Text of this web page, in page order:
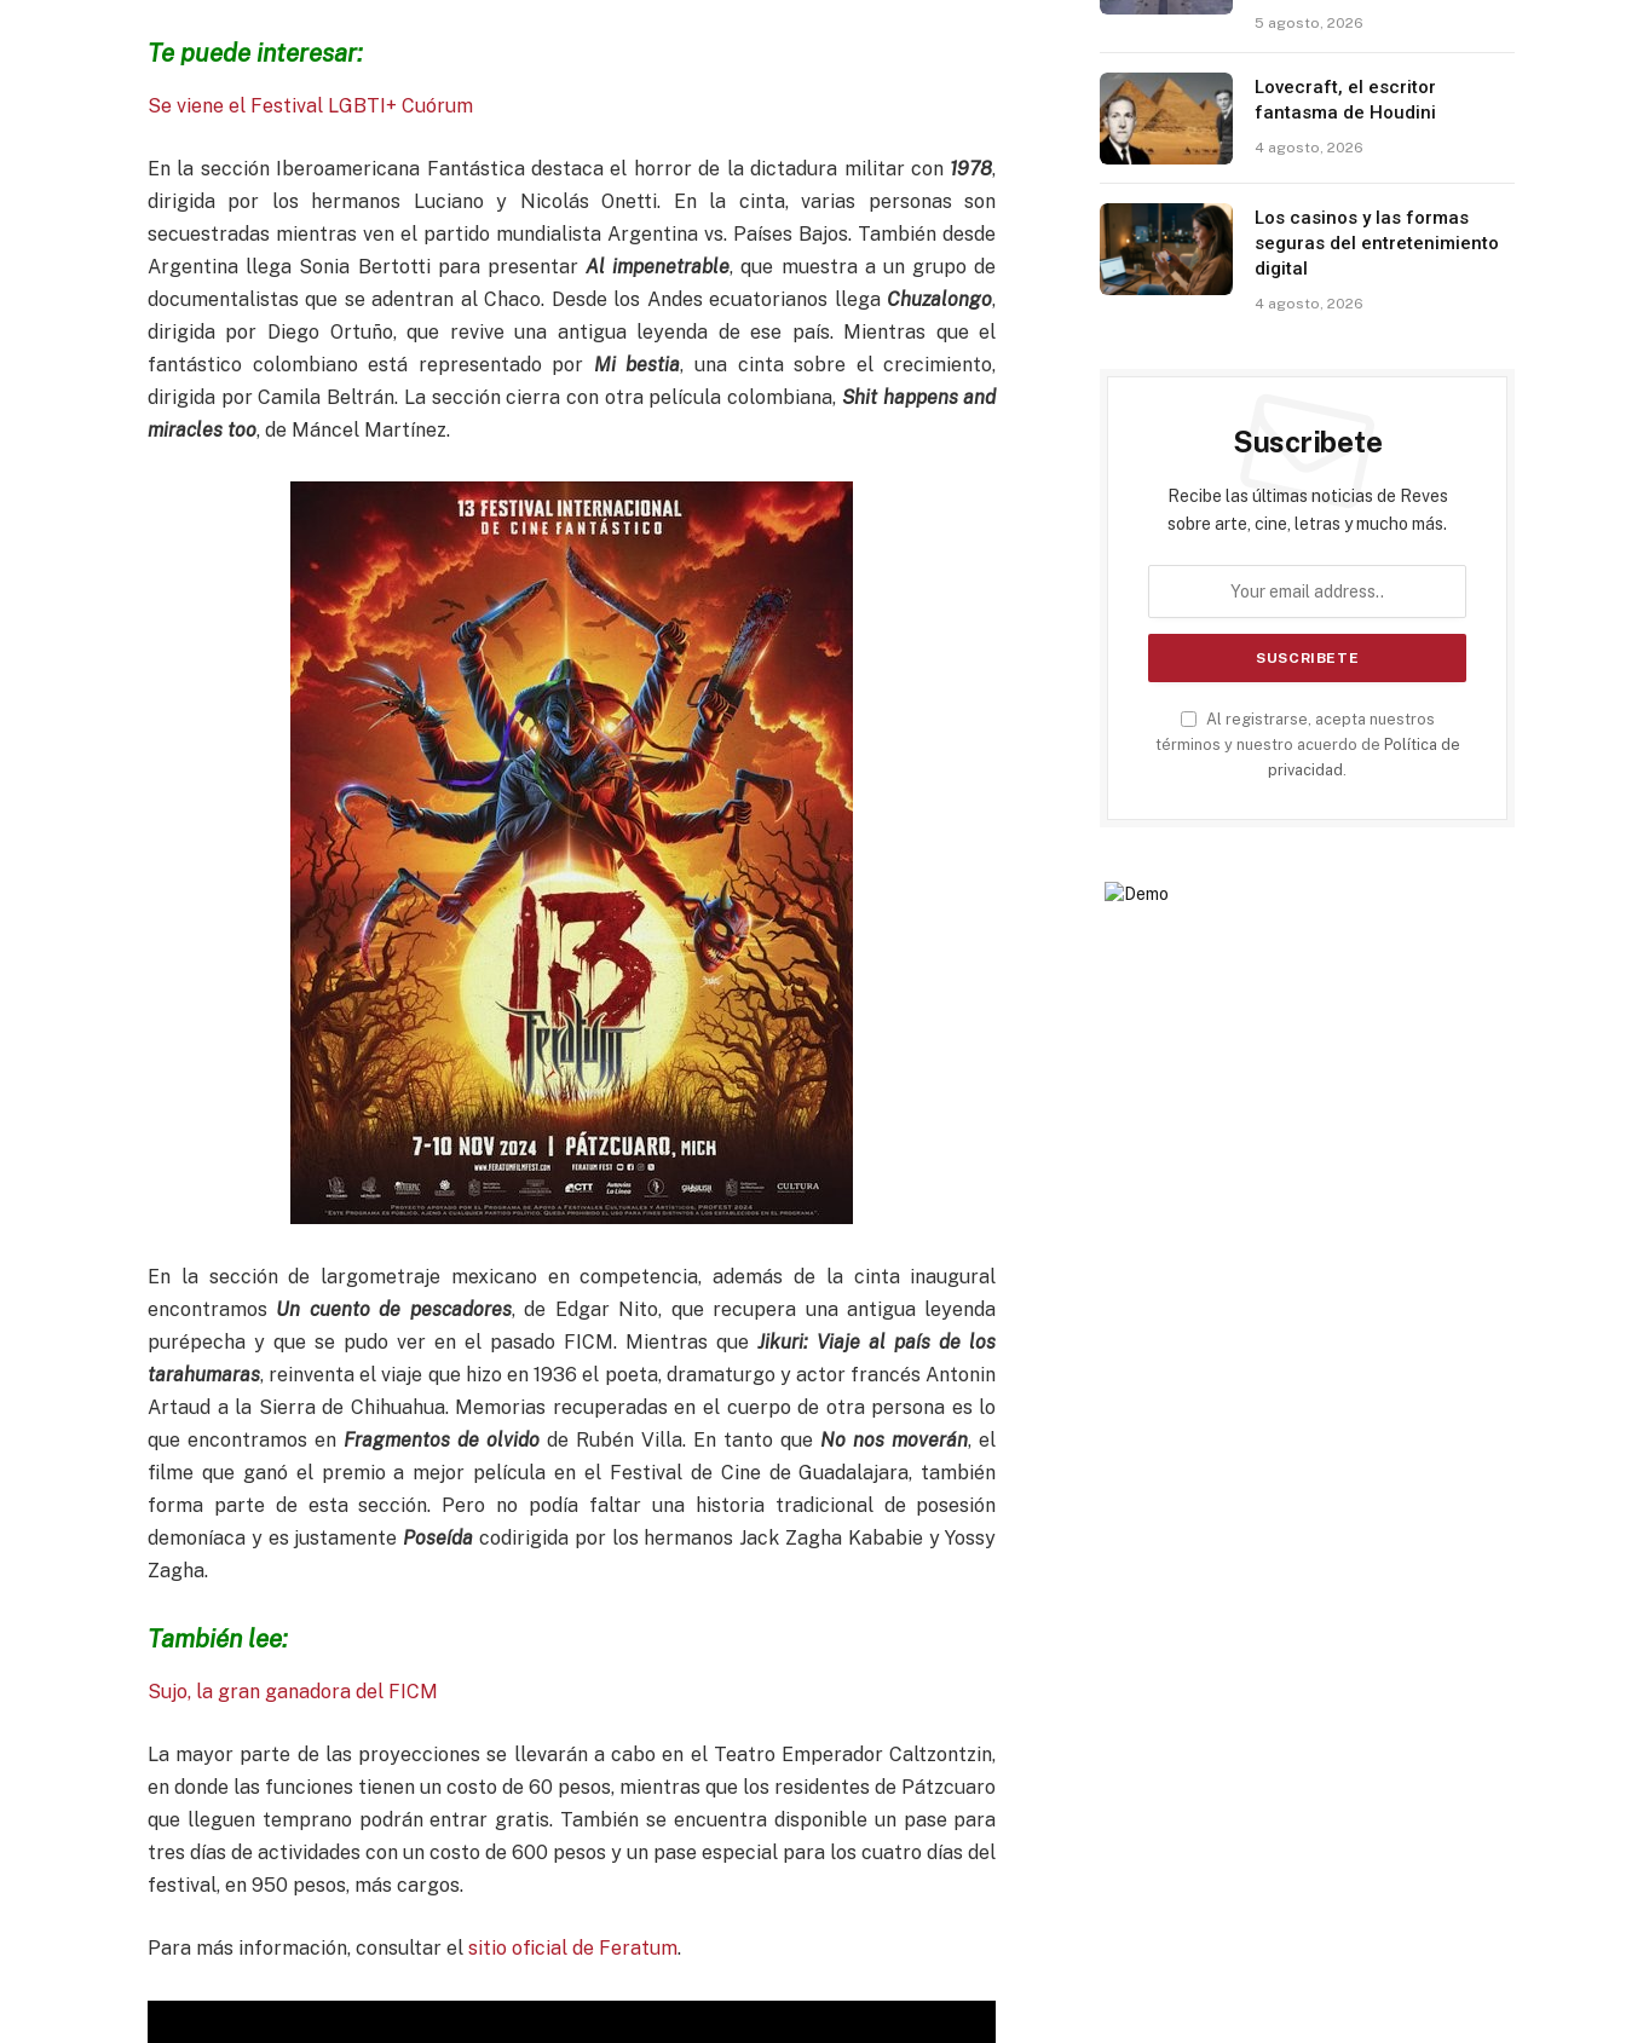
Te puede interesar:
Se viene el Festival LGBTI+ Cuórum
En la sección Iberoamericana Fantástica destaca el horror de la dictadura militar con 1978,
dirigida por los hermanos Luciano y Nicolás Onetti. En la cinta, varias personas son
secuestradas mientras ven el partido mundialista Argentina vs. Países Bajos. También desde
Argentina llega Sonia Bertotti para presentarAl impenetrable, que muestra a un grupo de
documentalistas que se adentran al Chaco. Desde los Andes ecuatorianos llega Chuzalongo,
dirigida por Diego Ortuño, que revive una antigua leyenda de ese país. Mientras que el
fantástico colombiano está representado por Mi bestia, una cinta sobre el crecimiento,
dirigida por Camila Beltrán. La sección cierra con otra película colombiana, Shit happens and
miracles too, de Máncel Martínez.
En la sección de largometraje mexicano en competencia, además de la cinta inaugural
encontramos Un cuento de pescadores, de Edgar Nito, que recupera una antigua leyenda
purépecha y que se pudo ver en el pasado FICM. Mientras queJikuri: Viaje al país de los
tarahumaras, reinventa el viaje que hizo en 1936 el poeta, dramaturgo y actor francés Antonin
Artaud a la Sierra de Chihuahua. Memorias recuperadas en el cuerpo de otra persona es lo
que encontramos en Fragmentos de olvido de Rubén Villa. En tanto que No nos moverán, el
filme que ganó el premio a mejor película en el Festival de Cine de Guadalajara, también
forma parte de esta sección. Pero no podía faltar una historia tradicional de posesión
demoníaca y es justamente Poseída codirigida por los hermanos Jack Zagha Kababie y Yossy
Zagha.
También lee:
Sujo, la gran ganadora del FICM
La mayor parte de las proyecciones se llevarán a cabo en el Teatro Emperador Caltzontzin,
en donde las funciones tienen un costo de 60 pesos, mientras que los residentes de Pátzcuaro
que lleguen temprano podrán entrar gratis. También se encuentra disponible un pase para
tres días de actividades con un costo de 600 pesos y un pase especial para los cuatro días del
festival, en 950 pesos, más cargos.
Para más información, consultar el sitio oficial de Feratum.
5 agosto, 2026
Lovecraft, el escritor
fantasma de Houdini
4 agosto, 2026
Los casinos y las formas
seguras del entretenimiento
digital
4 agosto, 2026
Suscribete
Recibe las últimas noticias de Reves
sobre arte, cine, letras y mucho más.
Al registrarse, acepta nuestros
términos y nuestro acuerdo de Política de
privacidad